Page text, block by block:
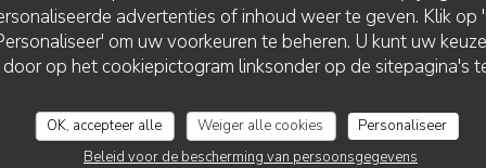
advertenties of inhoud weer te geven. Klik op
om uw voorkeuren te beheren. U kunt uw
op het cookiepictogram linksonder op de sitepagina's
OK, accepteer alle Weiger alle cookies
Personaliseer
Beleid voor de bescherming van persoonsgegevens
Service:5/5 Atmosfeer: 5/5 Keuken: 5/5 Kwaliteit / Prijs
fort sympathique et les plats proposés variés . Le mien était
LA PLAGE DE L'ÎLE D'OR